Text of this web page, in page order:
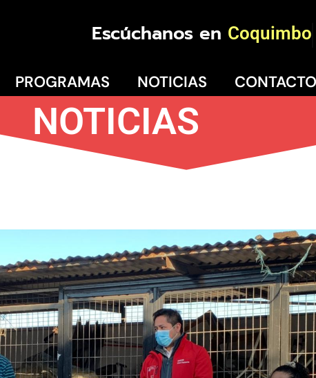
Escúchanos en Coquimbo
PROGRAMAS NOTICIAS CONTACTO
NOTICIAS